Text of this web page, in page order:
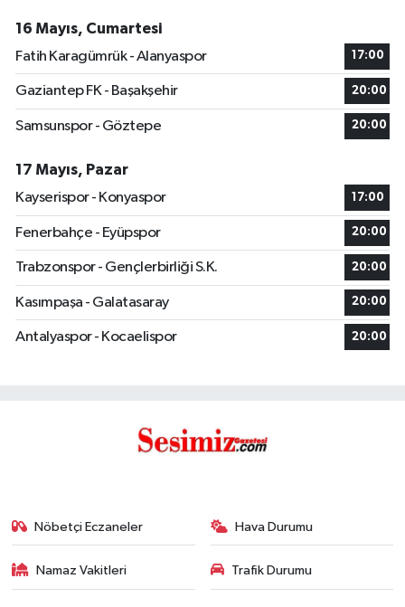
16 Mayıs, Cumartesi
Fatih Karagümrük - Alanyaspor
17:00
Gaziantep FK - Başakşehir 20:00
Samsunspor - Göztepe 20:00
17 Mayıs, Pazar
Kayserispor - Konyaspor
17:00
Fenerbahçe - Eyüpspor 20:00
Trabzonspor - Gençlerbirliği S.K. 20:00
Kasımpaşa - Galatasaray 20:00
Antalyaspor - Kocaelispor 20:00
Nöbetçi Eczaneler Hava Durumu
Namaz Vakitleri Trafik Durumu